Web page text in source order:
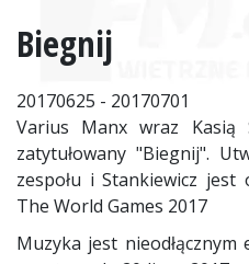
Biegnij
20170625 - 20170701
Varius Manx wraz Kasią
zatytułowany "Biegnij".
zespołu i Stankiewicz
The World Games 2017
Muzyka jest